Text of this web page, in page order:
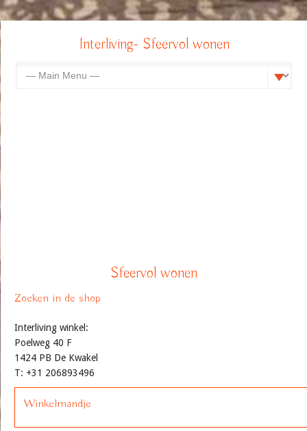
Interliving- Sfeervol wonen
Sfeervol wonen
Zoeken in de shop
Interliving winkel:
Poelweg 40 F
1424 PB De Kwakel
T: +31 206893496
Winkelmandje